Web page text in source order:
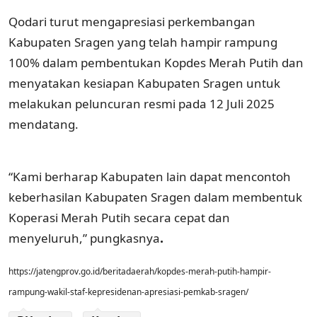
Qodari turut mengapresiasi perkembangan
Kabupaten Sragen yang telah hampir rampung
100% dalam pembentukan Kopdes Merah Putih dan
menyatakan kesiapan Kabupaten Sragen untuk
melakukan peluncuran resmi pada 12 Juli 2025
mendatang.
“Kami berharap Kabupaten lain dapat mencontoh
keberhasilan Kabupaten Sragen dalam membentuk
Koperasi Merah Putih secara cepat dan
menyeluruh,” pungkasnya.
https://jatengprov.go.id/beritadaerah/kopdes-merah-putih-hampir-
rampung-wakil-staf-kepresidenan-apresiasi-pemkab-sragen/